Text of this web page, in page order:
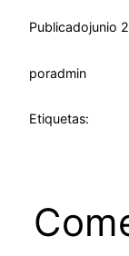
Publicadojunio
poradmin
Etiquetas: